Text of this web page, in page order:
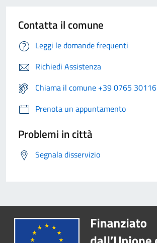
Contatta il comune
Leggi le domande frequenti
Richiedi Assistenza
Chiama il comune +39 0765 30116
Prenota un appuntamento
Problemi in città
Segnala disservizio